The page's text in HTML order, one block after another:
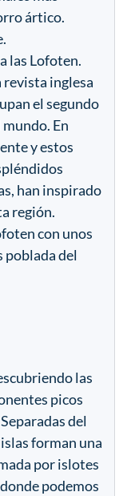
ártico.
las Lofoten.
revista inglesa
el segundo
En
y estos
han inspirado
región.
con unos
poblada del
las
picos
del
forman una
por islotes
podemos